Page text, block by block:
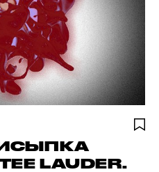
LAUDER.